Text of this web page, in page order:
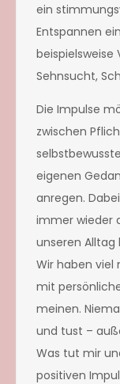
ein
Entspannen
beispielsweise
Sehnsucht,
Die Impulse
zwischen
eigenen
anregen.
immer wieder
unseren Alltag
Wir haben viel
mit
meinen.
und tust –
Was tut mir
positiven